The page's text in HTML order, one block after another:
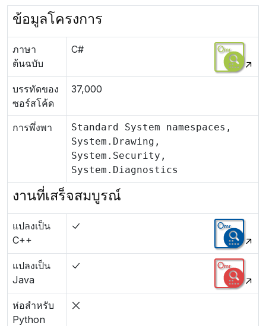
ข้อมูลโครงการ
ภาษา
ต้นฉบับ
C#
บรรทัดของ
ซอร์สโค้ด
37,000
การพึ่งพา
Standard System namespaces,
System.Drawing,
System.Security,
System.Diagnostics
งานที่เสร็จสมบูรณ์
แปลงเป็น
C++
แปลงเป็น
Java
ห่อสำหรับ
Python